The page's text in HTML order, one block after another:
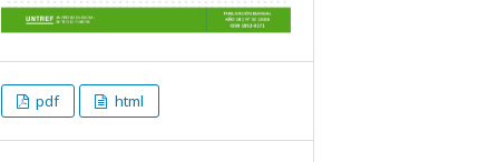
pdf html